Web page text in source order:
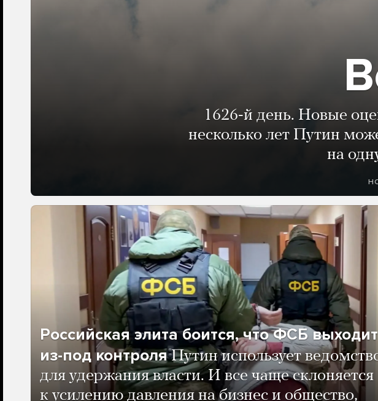
1626-й день. Новые
несколько лет Путин
на
Российская элита боится, что ФСБ выходит
из-под контроля Путин использует
для удержания власти. И все чаще склоняется
к усилению давления на бизнес и общество,